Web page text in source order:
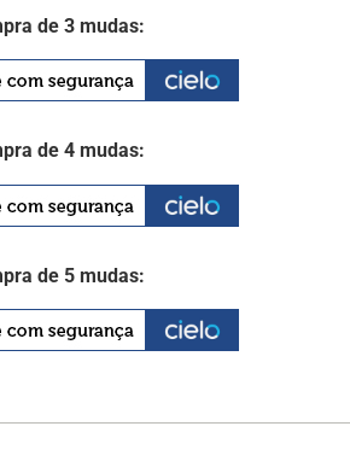
de 3 mudas:
de 4 mudas:
de 5 mudas: